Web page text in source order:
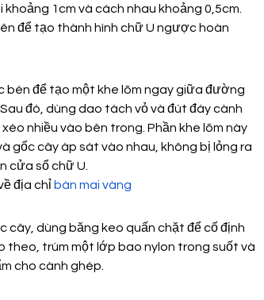
1cm và cách nhau khoảng 0,5cm.
để tạo thành hình chữ U ngược hoàn
bén để tạo một khe lõm ngay giữa đường
đó, dùng dao tách vỏ và đút đáy cành
nhiều vào bên trong. Phần khe lõm này
gốc cây áp sát vào nhau, không bị lỏng ra
cửa sổ chữ U.
địa chỉ bán mai vàng
cây, dùng băng keo quấn chặt để cố định
theo, trùm một lớp bao nylon trong suốt và
cho cành ghép.